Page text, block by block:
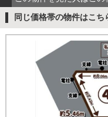
同じ価格帯の物件はこち